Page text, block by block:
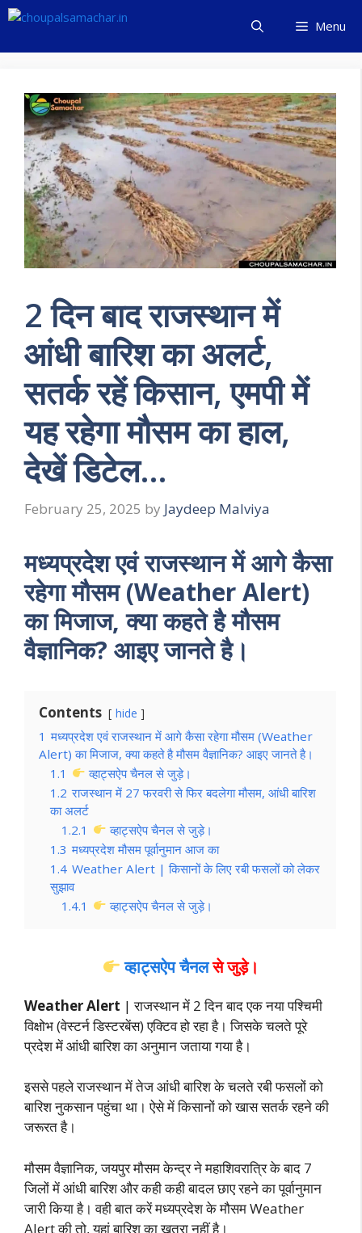
Skip
content
Menu
2 दिन बाद राजस्थान में
आंधी बारिश का अलर्ट,
सतर्क रहें किसान, एमपी में
यह रहेगा मौसम का हाल,
देखें डिटेल…
February 25, 2025 by Jaydeep Malviya
मध्यप्रदेश एवं राजस्थान में आगे कैसा
रहेगा मौसम (Weather Alert)
का मिजाज, क्या कहते है मौसम
वैज्ञानिक? आइए जानते है।
Contents hide
1 मध्यप्रदेश एवं राजस्थान में आगे कैसा रहेगा मौसम (Weather
Alert) का मिजाज, क्या कहते है मौसम वैज्ञानिक? आइए जानते है।
1.1
व्हाट्सऐप चैनल से जुड़े।
1.2 राजस्थान में 27 फरवरी से फिर बदलेगा मौसम, आंधी बारिश
का अलर्ट
1.2.1
व्हाट्सऐप चैनल से जुड़े।
1.3 मध्यप्रदेश मौसम पूर्वानुमान आज का
1.4 Weather Alert | किसानों के लिए रबी फसलों को लेकर
सुझाव
1.4.1
व्हाट्सऐप चैनल से जुड़े।
व्हाट्सऐप चैनलसे जुड़े।
Weather Alert | राजस्थान में 2 दिन बाद एक नया पश्चिमी
विक्षोभ (वेस्टर्न डिस्टरबेंस) एक्टिव हो रहा है। जिसके चलते पूरे
प्रदेश में आंधी बारिश का अनुमान जताया गया है।
इससे पहले राजस्थान में तेज आंधी बारिश के चलते रबी फसलों को
बारिश नुकसान पहुंचा था। ऐसे में किसानों को खास सतर्क रहने की
जरूरत है।
मौसम वैज्ञानिक, जयपुर मौसम केन्द्र ने महाशिवरात्रि के बाद 7
जिलों में आंधी बारिश और कही कही बादल छाए रहने का पूर्वानुमान
जारी किया है। वही बात करें मध्यप्रदेश के मौसम Weather
Alert की तो, यहां बारिश का खतरा नहीं है।